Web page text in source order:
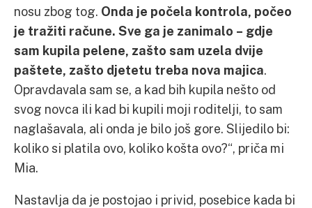
nosu zbog tog. Onda je počela kontrola, počeo
je tražiti račune. Sve ga je zanimalo – gdje
sam kupila pelene, zašto sam uzela dvije
paštete, zašto djetetu treba nova majica.
Opravdavala sam se, a kad bih kupila nešto od
svog novca ili kad bi kupili moji roditelji, to sam
naglašavala, ali onda je bilo još gore. Slijedilo bi:
koliko si platila ovo, koliko košta ovo?“, priča mi
Mia.
Nastavlja da je postojao i privid, posebice kada bi